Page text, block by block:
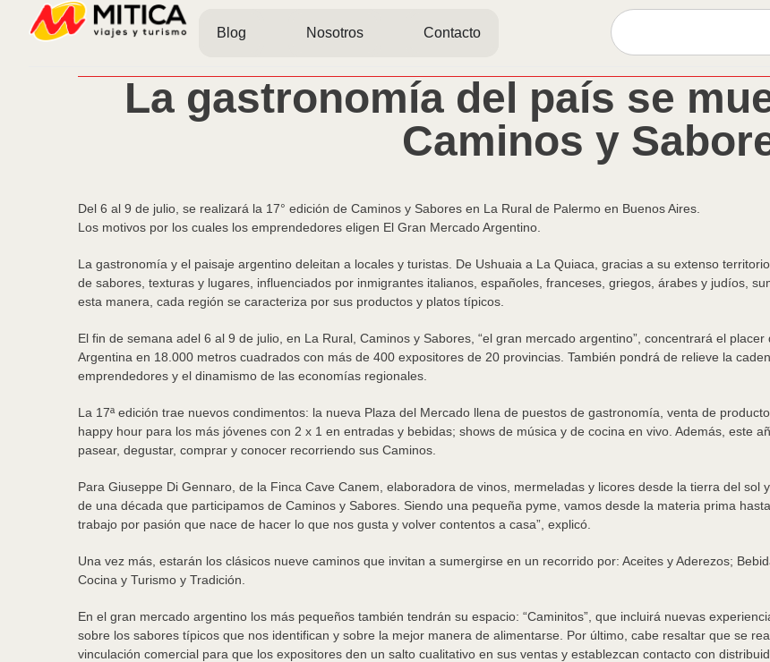
Blog Nosotros Contacto
La gastronomía del país se
Caminos y
Del 6 al 9 de julio, se realizará la 17° edición de Caminos y Sabores en La Rural de Palermo en Buenos Aires.
Los motivos por los cuales los emprendedores eligen El Gran Mercado Argentino.
La gastronomía y el paisaje argentino deleitan a locales y turistas. De Ushuaia a La Quiaca, gracias a su extenso
de sabores, texturas y lugares, influenciados por inmigrantes italianos, españoles, franceses, griegos, árabes y judíos,
esta manera, cada región se caracteriza por sus productos y platos típicos.
El fin de semana adel 6 al 9 de julio, en La Rural, Caminos y Sabores, “el gran mercado argentino”, concentrará el
Argentina en 18.000 metros cuadrados con más de 400 expositores de 20 provincias. También pondrá de relieve la
emprendedores y el dinamismo de las economías regionales.
La 17ª edición trae nuevos condimentos: la nueva Plaza del Mercado llena de puestos de gastronomía, venta de
happy hour para los más jóvenes con 2 x 1 en entradas y bebidas; shows de música y de cocina en vivo. Además, este
pasear, degustar, comprar y conocer recorriendo sus Caminos.
Para Giuseppe Di Gennaro, de la Finca Cave Canem, elaboradora de vinos, mermeladas y licores desde la tierra del sol
de una década que participamos de Caminos y Sabores. Siendo una pequeña pyme, vamos desde la materia prima
trabajo por pasión que nace de hacer lo que nos gusta y volver contentos a casa”, explicó.
Una vez más, estarán los clásicos nueve caminos que invitan a sumergirse en un recorrido por: Aceites y Aderezos;
Cocina y Turismo y Tradición.
En el gran mercado argentino los más pequeños también tendrán su espacio: “Caminitos”, que incluirá nuevas
sobre los sabores típicos que nos identifican y sobre la mejor manera de alimentarse. Por último, cabe resaltar que se
vinculación comercial para que los expositores den un salto cualitativo en sus ventas y establezcan contacto con